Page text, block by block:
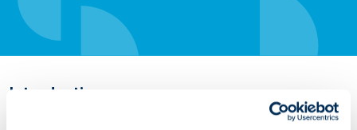
Introductie